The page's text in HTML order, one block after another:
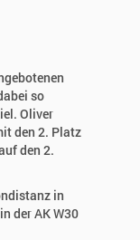
so
Oliver
den 2. Platz
den 2.
in
der AK W30